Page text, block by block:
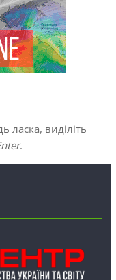
виділіть
.